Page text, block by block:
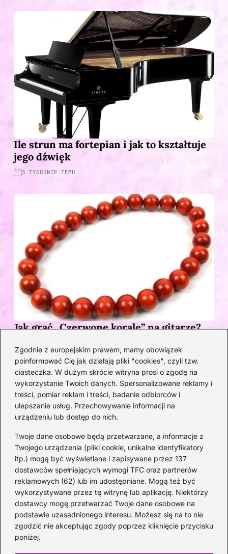
Zgodnie z europejskim prawem, mamy obowiązek
poinformować Cię jak działają pliki "cookies", czyli tzw.
ciasteczka. W dużym skrócie witryna prosi o zgodę na
wykorzystanie Twoich danych. Spersonalizowane reklamy i
treści, pomiar reklam i treści, badanie odbiorców i
ulepszanie usług. Przechowywanie informacji na
urządzeniu lub dostęp do nich.
Twoje dane osobowe będą przetwarzane, a informacje z
Twojego urządzenia (pliki cookie, unikalne identyfikatory
itp.) mogą być wyświetlane i zapisywane przez 137
dostawców spełniających wymogi TFC oraz partnerów
reklamowych (62) lub im udostępniane. Mogą też być
wykorzystywane przez tę witrynę lub aplikację. Niektórzy
dostawcy mogę przetwarzać Twoje dane osobowe na
podstawie uzasadnionego interesu. Możesz się na to nie
zgodzić nie akceptując zgody poprzez kliknięcie przycisku
poniżej.
Ile strun ma fortepian i jak to kształtuje
jego dźwięk
3 TYGODNIE TEMU
Jak grać „Czerwone korale” na gitarze?
opisem
Kategorie
Artyści(33)
DJ(21)
Epoka Baroku(15)
Instrumenty(43)
Kompozytorzy(22)
Koncerty(32)
Muzyka (203)
Opery(10)
Skrzypce (20)